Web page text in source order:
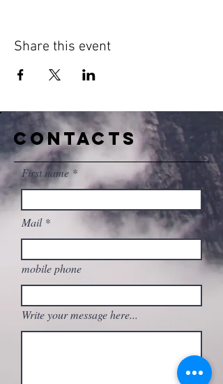
Share this event
CONTACTS
First name
Mail
mobile phone
Write your message here...